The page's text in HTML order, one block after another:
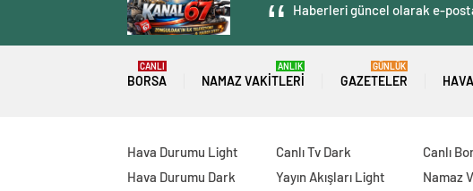
Haberleri güncel olarak e-
BORSA
CANLI
NAMAZ VAKITLERI
ANLIK
GAZETELER
GÜNLÜK
Hava Durumu Light
Hava Durumu Dark
Canlı Tv Dark
Yayın Akışları Light
Canlı
Namaz